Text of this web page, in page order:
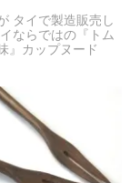
タイで製造販売し
ならではの『トム
』カップヌード